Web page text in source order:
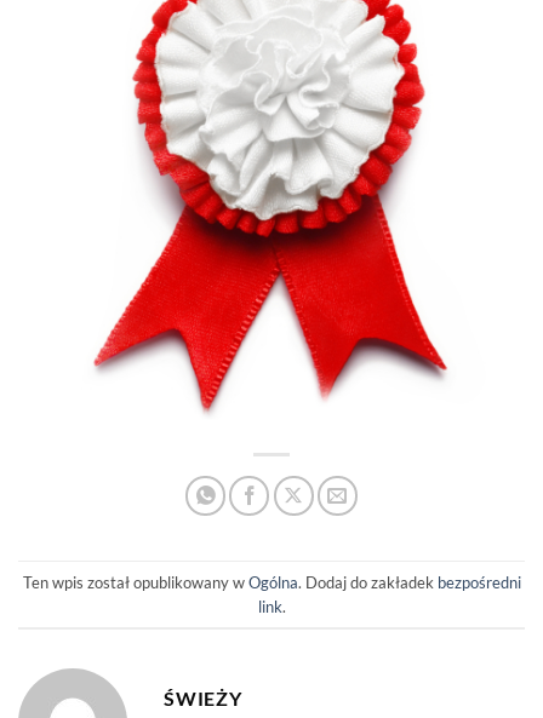
Ten wpis został opublikowany wOgólna. Dodaj do zakładek bezpośredni
link.
ŚWIEŻY